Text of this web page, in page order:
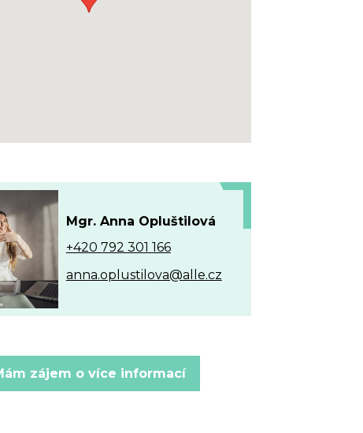
Mgr. Anna Opluštilová
+420 792 301 166
anna.oplustilova@alle.cz
zájem o více informací